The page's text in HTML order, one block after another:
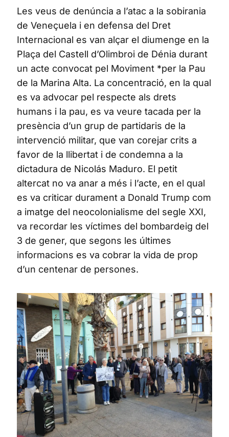
Les veus de denúncia a l’atac a la sobirania
de Veneçuela i en defensa del Dret
Internacional es van alçar el diumenge en la
Plaça del Castell d’Olimbroi de Dénia durant
un acte convocat pel Moviment *per la Pau
de la Marina Alta. La concentració, en la qual
es va advocar pel respecte als drets
humans i la pau, es va veure tacada per la
presència d’un grup de partidaris de la
intervenció militar, que van corejar crits a
favor de la llibertat i de condemna a la
dictadura de Nicolás Maduro. El petit
altercat no va anar a més i l’acte, en el qual
es va criticar durament a Donald Trump com
a imatge del neocolonialisme del segle XXI,
va recordar les víctimes del bombardeig del
3 de gener, que segons les últimes
informacions es va cobrar la vida de prop
d’un centenar de persones.